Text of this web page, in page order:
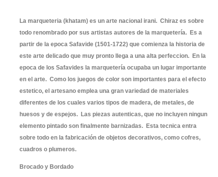
La marqueteria (khatam) es un arte nacional irani. Chiraz es sobre
todo renombrado por sus artistas autores de la marquetería. Es a
partir de la epoca Safavide (1501-1722) que comienza la historia de
este arte delicado que muy pronto llega a una alta perfeccion. En la
epoca de los Safavides la marquetería ocupaba un lugar importante
en el arte. Como los juegos de color son importantes para el efecto
estetico, el artesano emplea una gran variedad de materiales
diferentes de los cuales varios tipos de madera, de metales, de
huesos y de espejos. Las piezas autenticas, que no incluyen ningun
elemento pintado son finalmente barnizadas. Esta tecnica entra
sobre todo en la fabricación de objetos decorativos, como cofres,
cuadros o plumeros.
Brocado y Bordado